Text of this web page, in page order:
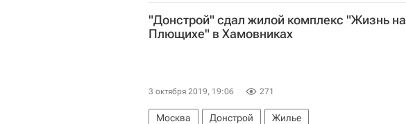
"Донстрой" сдал жилой комплекс "Жизнь на
Плющихе" в Хамовниках
3 октября 2019, 19:06 271
Москва Донстрой Жилье